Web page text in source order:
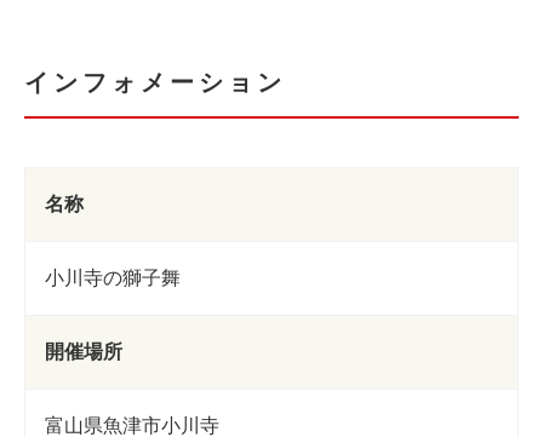
インフォメーション
名称
小川寺の獅子舞
開催場所
富山県魚津市小川寺